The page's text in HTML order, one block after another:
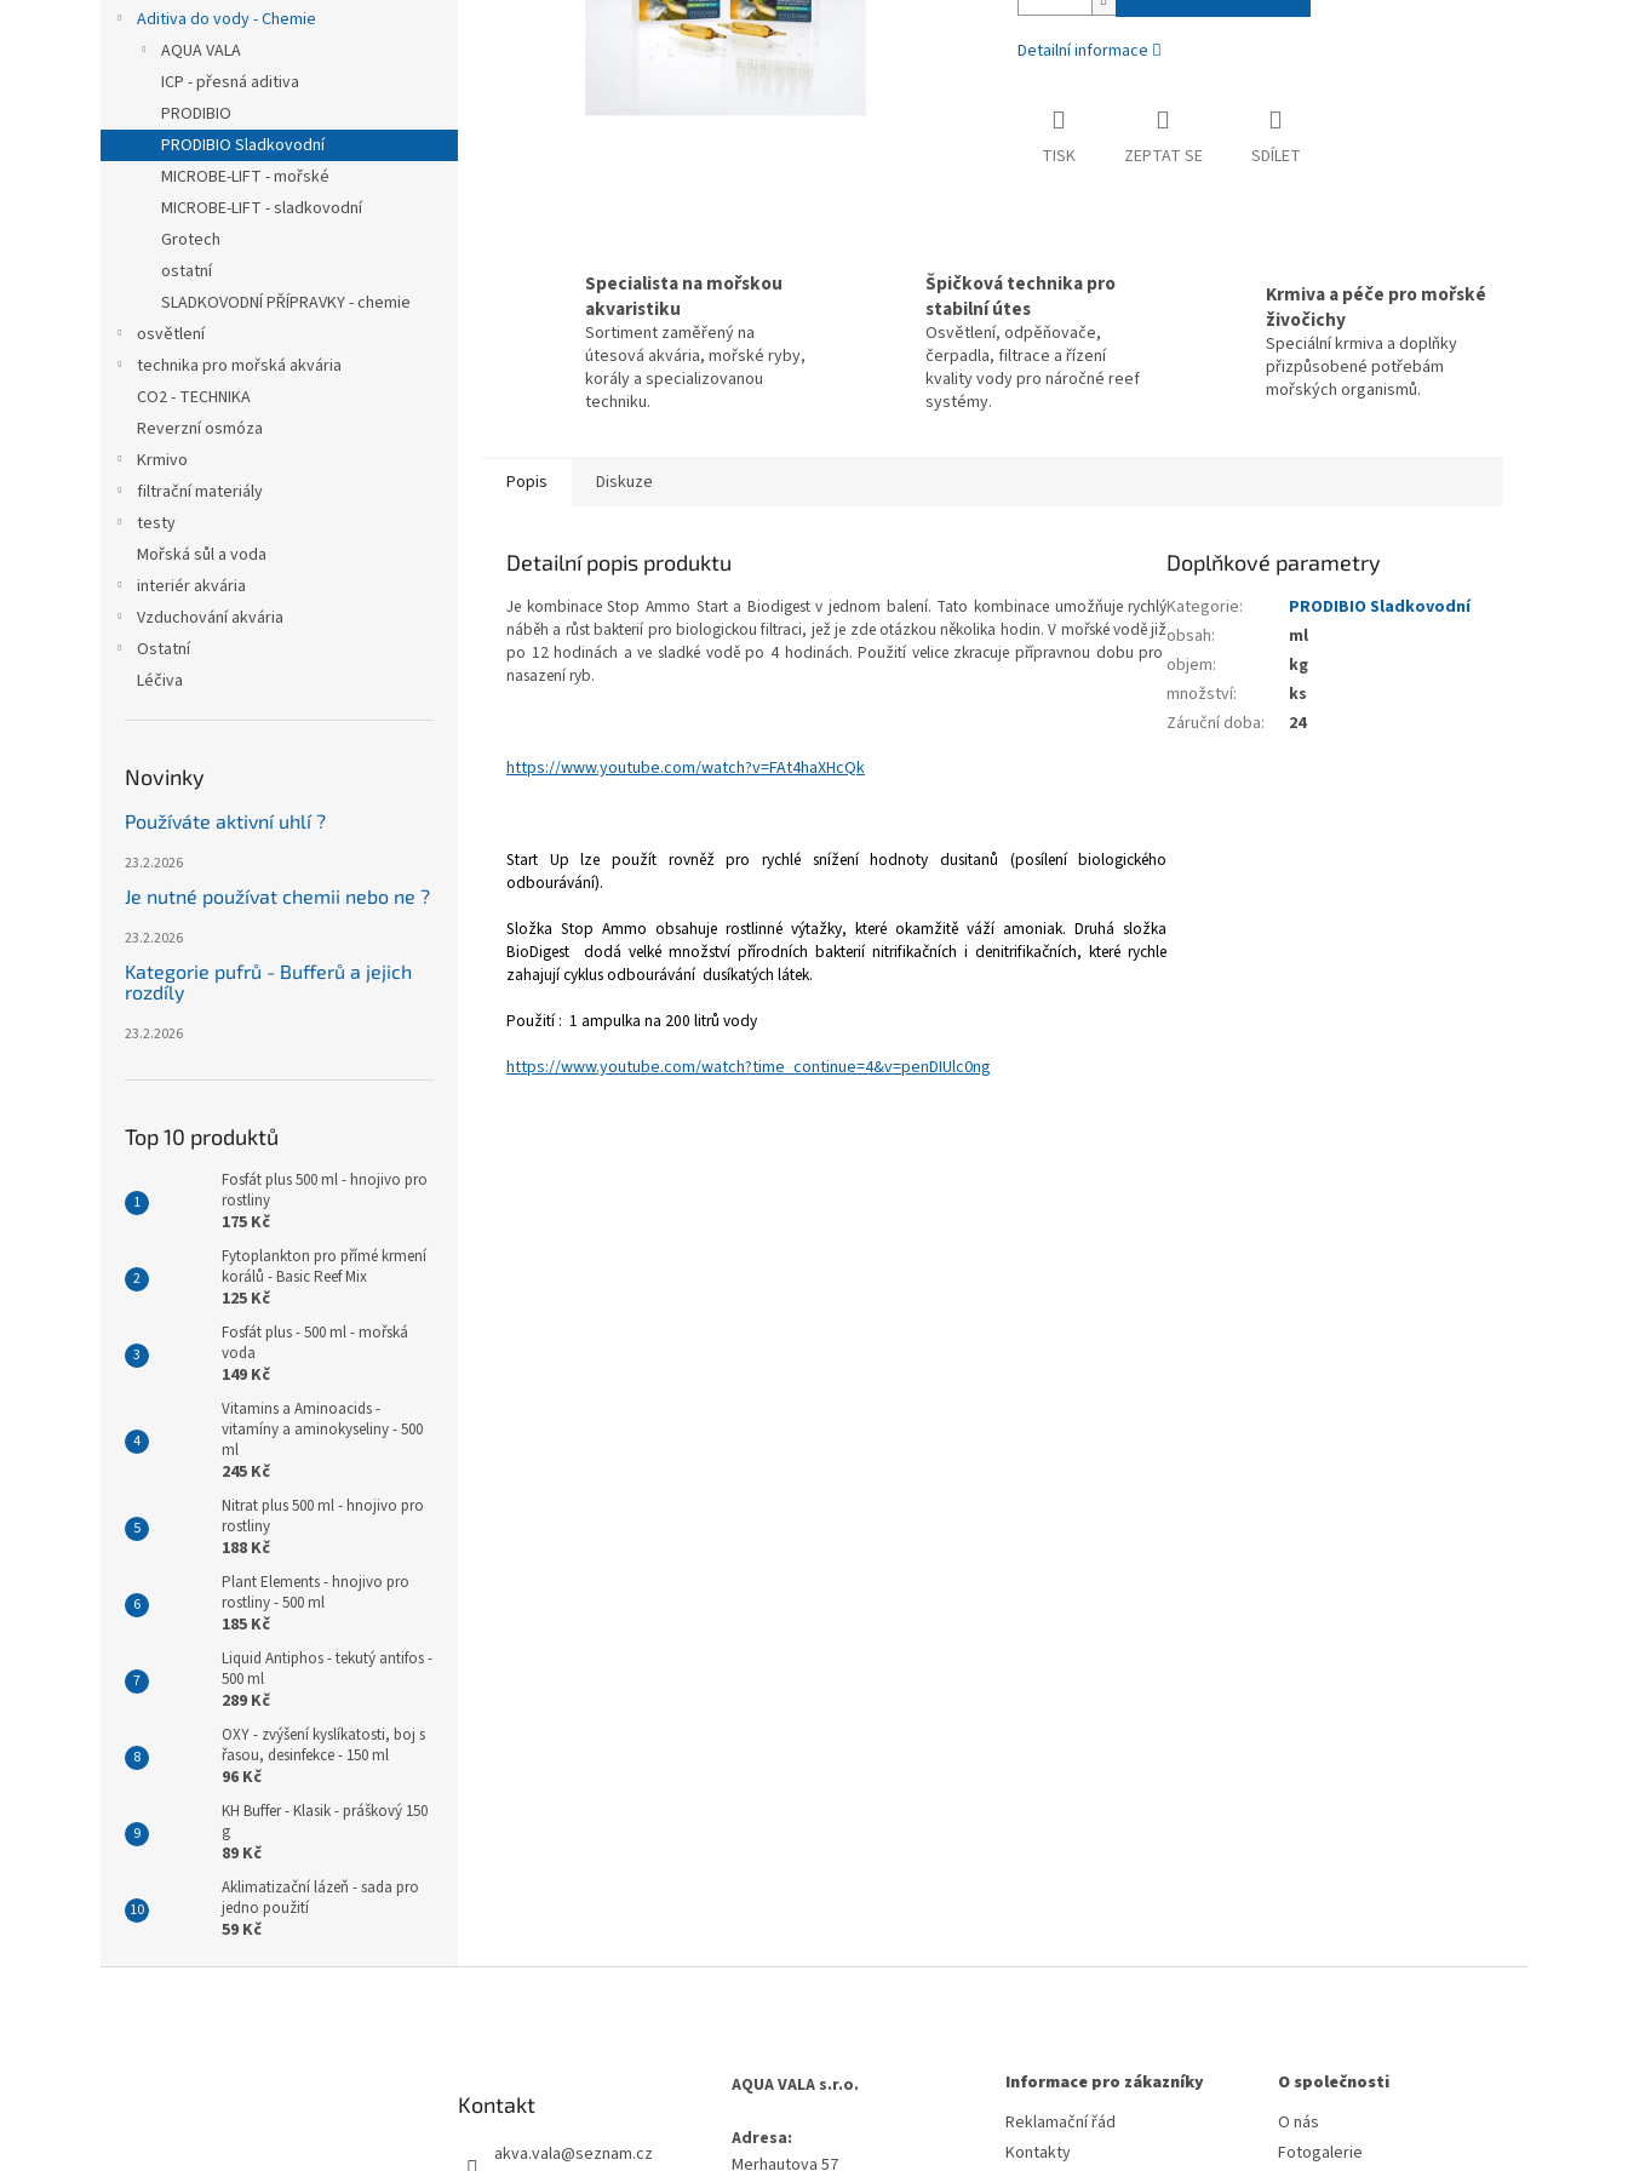
Aditiva do vody - Chemie
AQUA VALA
ICP - přesná aditiva
PRODIBIO
PRODIBIO Sladkovodní
MICROBE-LIFT - mořské
MICROBE-LIFT - sladkovodní
Grotech
ostatní
SLADKOVODNÍ PŘÍPRAVKY - chemie
osvětlení
technika pro mořská akvária
CO2 - TECHNIKA
Reverzní osmóza
Krmivo
filtrační materiály
testy
Mořská sůl a voda
interiér akvária
Vzduchování akvária
Ostatní
Léčiva
Novinky
Používáte aktivní uhlí ?
23.2.2026
Je nutné používat chemii nebo ne ?
23.2.2026
Kategorie pufrů - Bufferů a jejich
rozdíly
23.2.2026
Top 10 produktů
Fosfát plus 500 ml - hnojivo pro
rostliny
175 Kč
Fytoplankton pro přímé krmení
korálů - Basic Reef Mix
125 Kč
Fosfát plus - 500 ml - mořská
voda
149 Kč
Vitamins a Aminoacids -
vitamíny a aminokyseliny - 500
ml
245 Kč
Nitrat plus 500 ml - hnojivo pro
rostliny
188 Kč
Plant Elements - hnojivo pro
rostliny - 500 ml
185 Kč
Liquid Antiphos - tekutý antifos -
500 ml
289 Kč
OXY - zvýšení kyslíkatosti, boj s
řasou, desinfekce - 150 ml
96 Kč
KH Buffer - Klasik - práškový 150
g
89 Kč
Aklimatizační lázeň - sada pro
jedno použití
59 Kč
Detailní informace
TISK ZEPTAT SE SDÍLET
Specialista na mořskou
akvaristiku
Sortiment zaměřený na
útesová akvária, mořské ryby,
korály a specializovanou
techniku.
Špičková technika pro
stabilní útes
Osvětlení, odpěňovače,
čerpadla, filtrace a řízení
kvality vody pro náročné reef
systémy.
Krmiva a péče pro mořské
živočichy
Speciální krmiva a doplňky
přizpůsobené potřebám
mořských organismů.
Popis Diskuze
Detailní popis produktu
Je kombinace Stop Ammo Start a Biodigest v jednom balení. Tato kombinace umožňuje rychlý
náběh a růst bakterií pro biologickou filtraci, jež je zde otázkou několika hodin. V mořské vodě již
po 12 hodinách a ve sladké vodě po 4 hodinách. Použití velice zkracuje přípravnou dobu pro
nasazení ryb.
https://www.youtube.com/watch?v=FAt4haXHcQk
Start Up lze použít rovněž pro rychlé snížení hodnoty dusitanů (posílení biologického
odbourávání).
Složka Stop Ammo obsahuje rostlinné výtažky, které okamžitě váží amoniak. Druhá složka
BioDigest
dodá velké množství přírodních bakterií nitrifikačních i denitrifikačních, které rychle
zahajují cyklus odbourávání dusíkatých látek.
Použití : 1 ampulka na 200 litrů vody
https://www.youtube.com/watch?time_continue=4&v=penDIUlc0ng
Doplňkové parametry
Kategorie:
PRODIBIO Sladkovodní
obsah:
ml
objem:
kg
množství:
ks
Záruční doba: 24
Kontakt
akva.vala@seznam.cz
AQUA VALA s.r.o.
Adresa:
Merhautova 57
Informace pro zákazníky
Reklamační řád
Kontakty
O společnosti
O nás
Fotogalerie